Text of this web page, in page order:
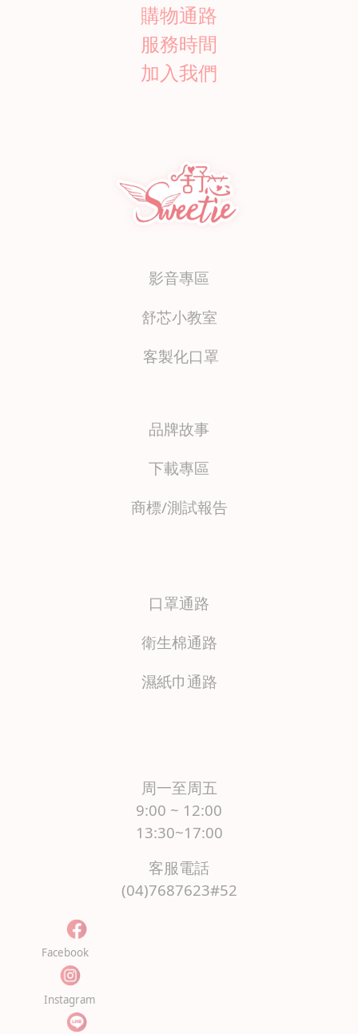
購物通路
服務時間
加入我們
影音專區
舒芯小教室
客製化口罩
品牌故事
下載專區
商標/測試報告
口罩通路
衛生棉通路
濕紙巾通路
周一至周五
9:00 ~ 12:00
13:30~17:00
客服電話
(04)7687623#52
Facebook
Instagram